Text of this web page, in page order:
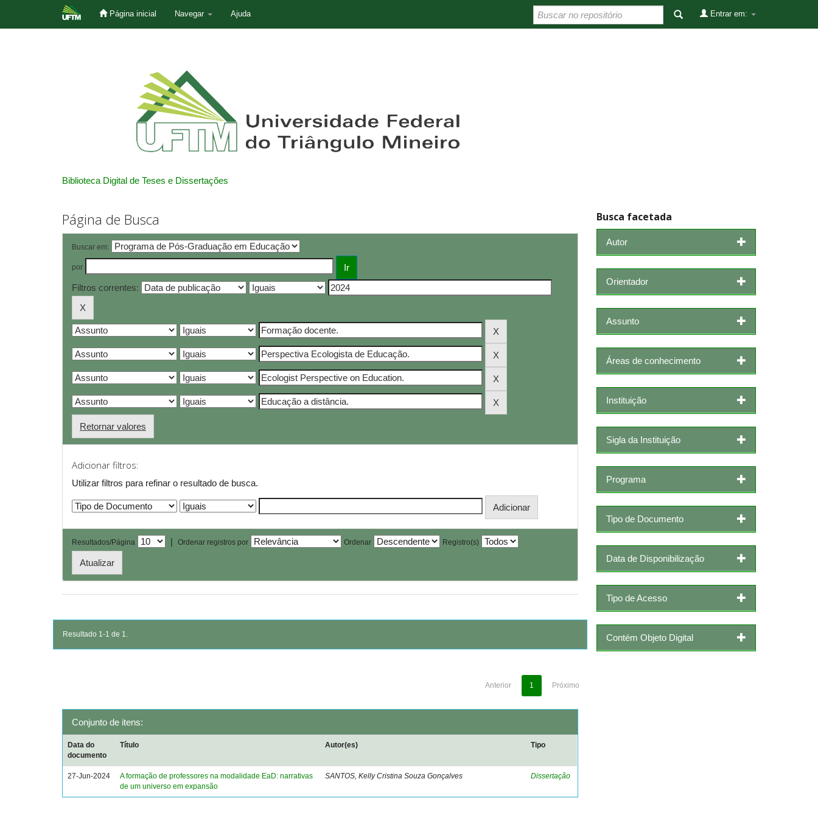
Página inicial Navegar Ajuda Entrar em:
Biblioteca Digital de Teses e Dissertações
Página de Busca
Buscar em:
por
Filtros correntes:
Retornar valores
Adicionar filtros:
Utilizar filtros para refinar o resultado de busca.
Resultados/Página | Ordenar registros por Ordenar Registro(s)
Resultado 1-1 de 1.
Anterior 1 Próximo
Conjunto de itens:
Data do
documento
Título Autor(es) Tipo
27-Jun-2024
A formação de professores na modalidade EaD: narrativas
de um universo em expansão
SANTOS, Kelly Cristina Souza Gonçalves Dissertação
Busca facetada
Autor
Orientador
Assunto
Áreas de conhecimento
Instituição
Sigla da Instituição
Programa
Tipo de Documento
Data de Disponibilização
Tipo de Acesso
Contém Objeto Digital